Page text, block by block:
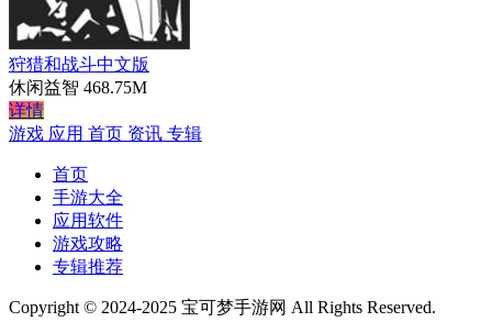
狩猎和战斗中文版
休闲益智 468.75M
详情
游戏 应用 首页 资讯 专辑
首页
手游大全
应用软件
游戏攻略
专辑推荐
Copyright © 2024-2025 宝可梦手游网 All Rights Reserved.